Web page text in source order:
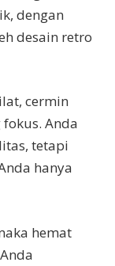
dengan
desain retro
cermin
Anda
tetapi
hanya
hemat